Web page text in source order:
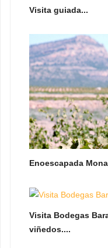
Visita guiada...
Enoescapada
Visita Bodegas
viñedos....